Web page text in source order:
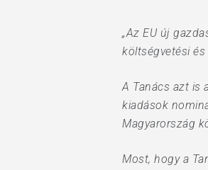
„Az EU új
költségvetési
A Tanács azt is
kiadások
Magyarország
Most, hogy a